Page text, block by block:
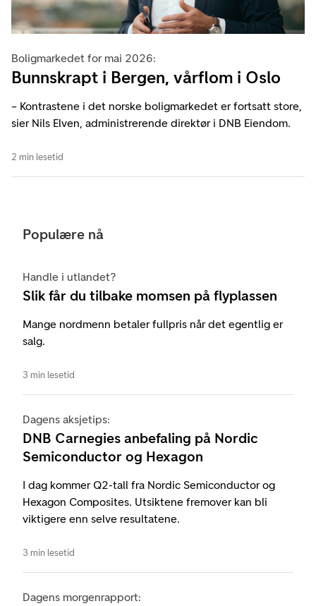
Boligmarkedet for mai 2026:
Bunnskrapt i Bergen, vårflom i Oslo
– Kontrastene i det norske boligmarkedet er fortsatt store,
sier Nils Elven, administrerende direktør i DNB Eiendom.
2 min lesetid
Populære nå
Handle i utlandet?
Slik får du tilbake momsen på flyplassen
Mange nordmenn betaler fullpris når det egentlig er
salg.
3 min lesetid
Dagens aksjetips:
DNB Carnegies anbefaling på Nordic
Semiconductor og Hexagon
I dag kommer Q2-tall fra Nordic Semiconductor og
Hexagon Composites. Utsiktene fremover kan bli
viktigere enn selve resultatene.
3 min lesetid
Dagens morgenrapport: